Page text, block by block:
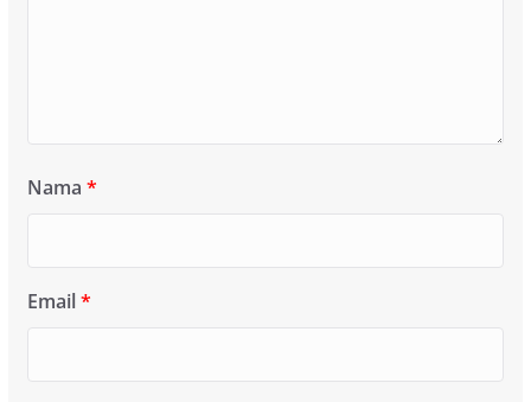
Nama *
Email*